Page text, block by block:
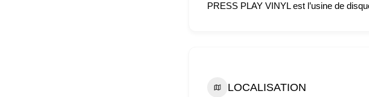
PRESS PLAY VINYL est l’usine de
LOCALISATION